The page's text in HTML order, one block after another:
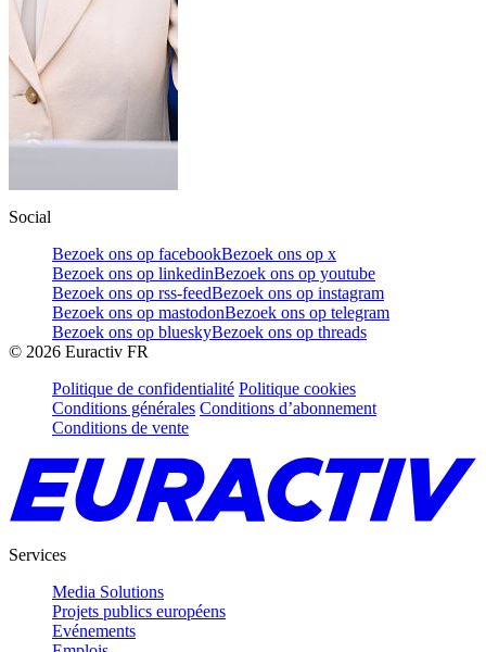
Social
Bezoek ons op facebookBezoek ons op x
Bezoek ons op linkedinBezoek ons op youtube
Bezoek ons op rss-feedBezoek ons op instagram
Bezoek ons op mastodonBezoek ons op telegram
Bezoek ons op blueskyBezoek ons op threads
© 2026 Euractiv FR
Politique de confidentialité Politique cookies
Conditions générales Conditions d’abonnement
Conditions de vente
Services
Media Solutions
Projets publics européens
Evénements